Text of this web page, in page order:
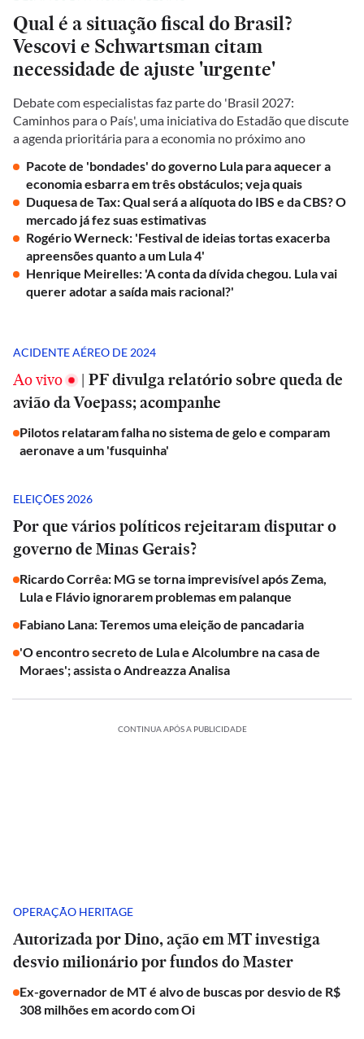
Qual é a situação fiscal do Brasil?
Vescovi e Schwartsman citam
necessidade de ajuste 'urgente'
Debate com especialistas faz parte do 'Brasil 2027:
Caminhos para o País', uma iniciativa do Estadão que discute
a agenda prioritária para a economia no próximo ano
Pacote de 'bondades' do governo Lula para aquecer a
economia esbarra em três obstáculos; veja quais
Duquesa de Tax: Qual será a alíquota do IBS e da CBS? O
mercado já fez suas estimativas
Rogério Werneck: 'Festival de ideias tortas exacerba
apreensões quanto a um Lula 4'
Henrique Meirelles: 'A conta da dívida chegou. Lula vai
querer adotar a saída mais racional?'
ACIDENTE AÉREO DE 2024
Ao vivo | PF divulga relatório sobre queda de
avião da Voepass; acompanhe
Pilotos relataram falha no sistema de gelo e comparam
aeronave a um 'fusquinha'
ELEIÇÕES 2026
Por que vários políticos rejeitaram disputar o
governo de Minas Gerais?
Ricardo Corrêa: MG se torna imprevisível após Zema,
Lula e Flávio ignorarem problemas em palanque
Fabiano Lana: Teremos uma eleição de pancadaria
'O encontro secreto de Lula e Alcolumbre na casa de
Moraes'; assista o Andreazza Analisa
CONTINUA APÓS A PUBLICIDADE
OPERAÇÃO HERITAGE
Autorizada por Dino, ação em MT investiga
desvio milionário por fundos do Master
Ex-governador de MT é alvo de buscas por desvio de R$
308 milhões em acordo com Oi